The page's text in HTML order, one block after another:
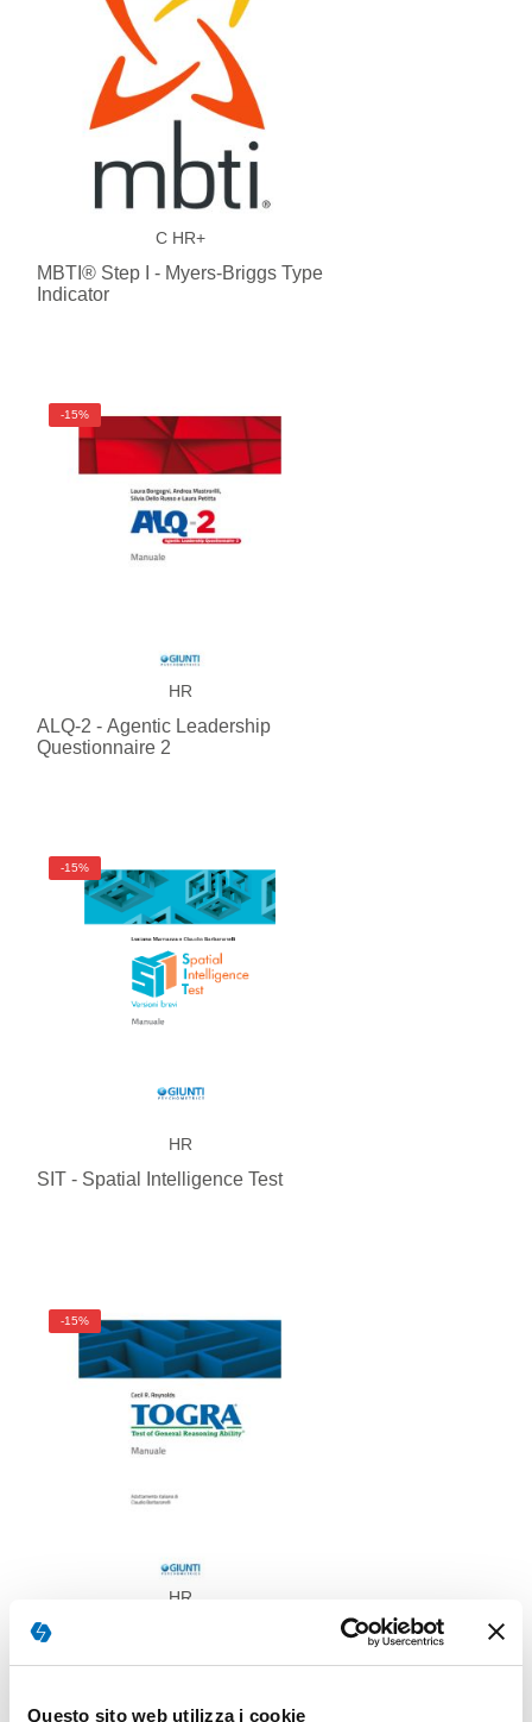
Questo sito web utilizza i cookie
C HR+
MBTI® Step I - Myers-Briggs Type
Indicator
HR
-15%
ALQ-2 - Agentic Leadership
Questionnaire 2
HR
-15%
SIT - Spatial Intelligence Test
HR
-15%
TOGRA